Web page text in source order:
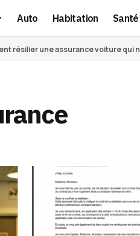
Auto Habitation Santé
résilier une assurance voiture qui